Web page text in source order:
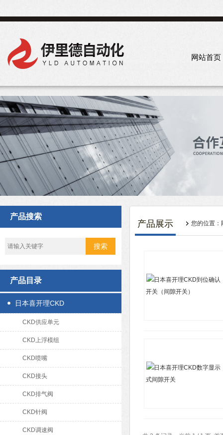
网站首页
产品搜索
产品目录
日本喜开理CKD
CKD供应单元
CKD上浮模组
CKD喷嘴
CKD接头
CKD排气阀
CKD针阀
CKD调速阀
产品展示 您的位置：